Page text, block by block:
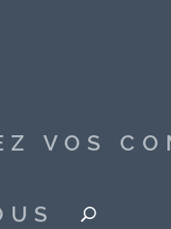
VOS